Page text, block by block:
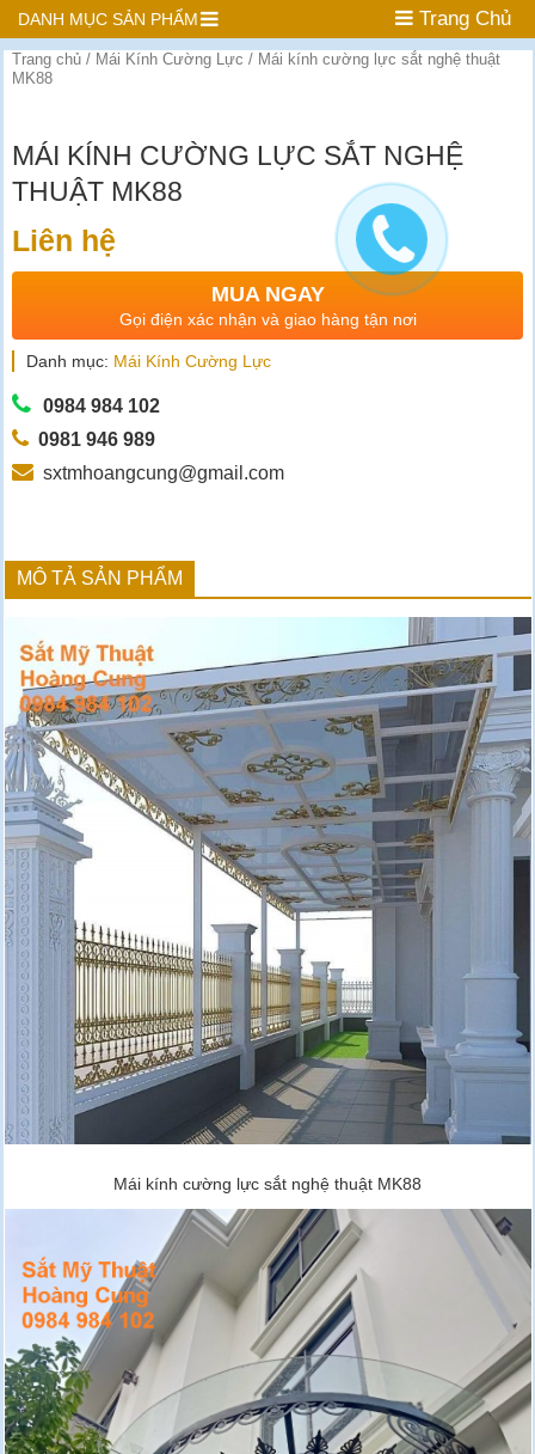
DANH MỤC SẢN PHẨM Trang Chủ
Trang chủ / Mái Kính Cường Lực / Mái kính cường lực sắt nghệ thuật
MK88
MÁI KÍNH CƯỜNG LỰC SẮT NGHỆ
THUẬT MK88
Liên hệ
MUA NGAY
Gọi điện xác nhận và giao hàng tận nơi
Danh mục: Mái Kính Cường Lực
0984 984 102
0981 946 989
sxtmhoangcung@gmail.com
MÔ TẢ SẢN PHẨM
Mái kính cường lực sắt nghệ thuật MK88